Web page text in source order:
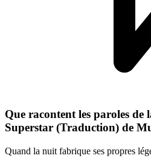
Que racontent les paroles
Superstar (Traduction) de
Quand la nuit fabrique ses propres